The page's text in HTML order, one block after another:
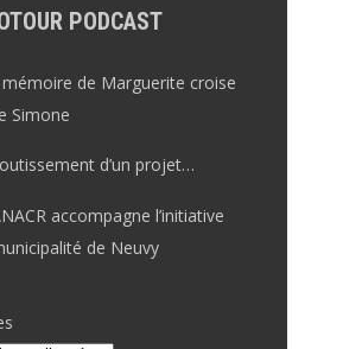
PODCAST
mémoire de Marguerite croise
Simone
d’un projet…
accompagne l’initiative
de Neuvy